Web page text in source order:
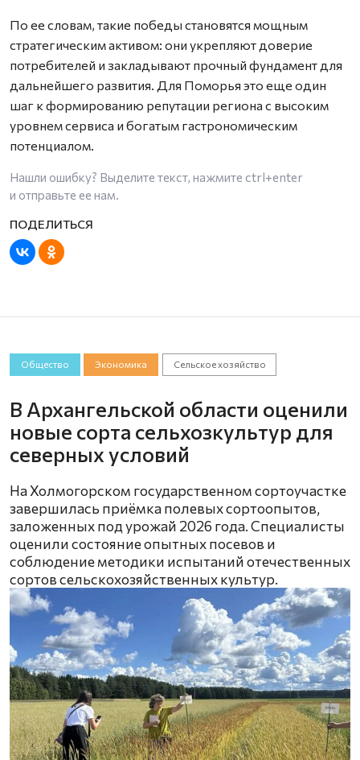
По ее словам, такие победы становятся мощным
стратегическим активом: они укрепляют доверие
потребителей и закладывают прочный фундамент для
дальнейшего развития. Для Поморья это еще один
шаг к формированию репутации региона с высоким
уровнем сервиса и богатым гастрономическим
потенциалом.
Нашли ошибку? Выделите текст, нажмите ctrl+enter
и отправьте ее нам.
Общество Экономика Сельское хозяйство
В Архангельской области оценили
новые сорта сельхозкультур для
северных условий
На Холмогорском государственном сортоучастке
завершилась приёмка полевых сортоопытов,
заложенных под урожай 2026 года. Специалисты
оценили состояние опытных посевов и
соблюдение методики испытаний отечественных
сортов сельскохозяйственных культур.